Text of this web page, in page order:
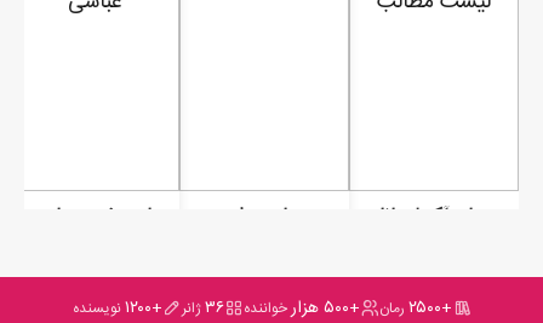
رمان آکرولیزیانا رمان زروان
+۲۵۰۰ رمان +۵۰۰ هزار خواننده ۳۶ژانر +۱۲۰۰ نویسنده